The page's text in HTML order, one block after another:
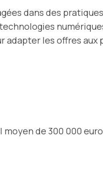
dans des
adapter les offres
de 300 000